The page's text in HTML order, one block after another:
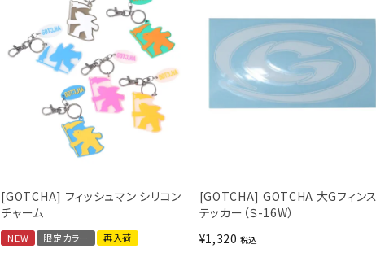
[GOTCHA] フィッシュマン シリコン
チャーム
NEW 限定カラー 再入荷
[GOTCHA] GOTCHA 大Gフィンス
テッカー（Ｓ-16W）
¥1,320 税込